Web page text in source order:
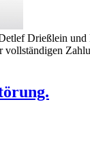
Drießlein
vollständigen